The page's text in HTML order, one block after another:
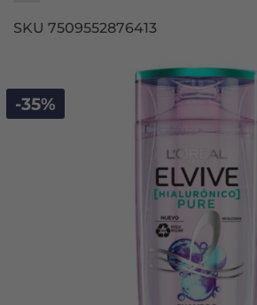
SKU 7509552876413
-35%